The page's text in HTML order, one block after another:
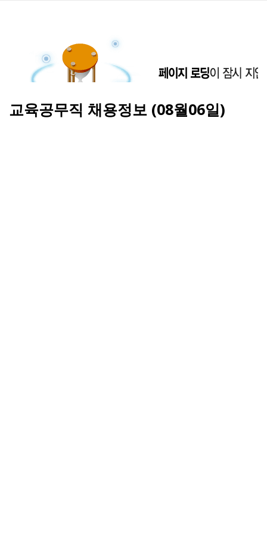
교육공무직 채용정보 (08월06일)